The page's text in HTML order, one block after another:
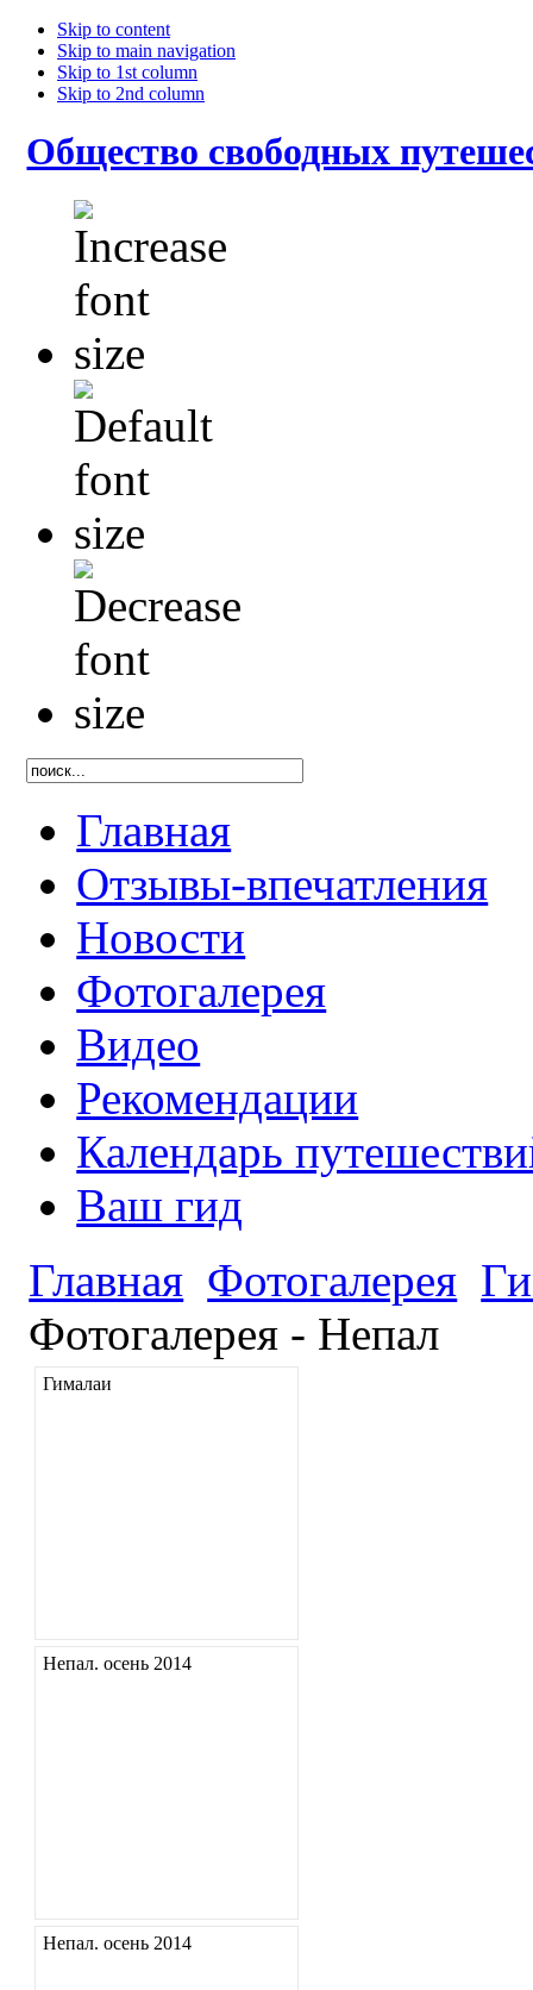
Skip to content
Skip to main navigation
Skip to 1st column
Skip to 2nd column
Общество свободных
Главная
Отзывы-впечатления
Новости
Фотогалерея
Видео
Рекомендации
Календарь
Ваш гид
Главная Фотогалерея
Фотогалерея - Непал
Гималаи
Непал. осень 2014
Непал. осень 2014